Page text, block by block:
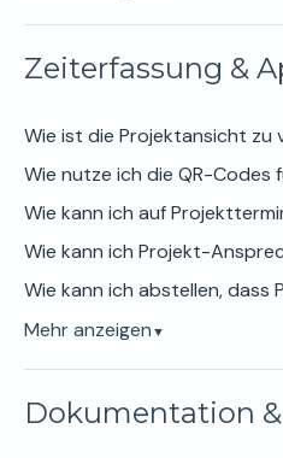
Zeiterfassung &
Wie ist die Projektansicht zu
Wie nutze ich die QR-
Wie kann ich auf
Wie kann ich Projekt-
Wie kann ich abstellen, dass
Mehr anzeigen ▼
Dokumentation